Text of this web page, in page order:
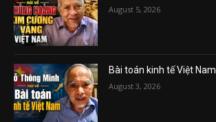
August 5, 2026
Bài toán kinh tế Việt Nam
August 3, 2026